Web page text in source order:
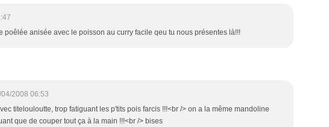
poêlée anisée avec le poisson au curry facile qeu tu nous présentes là!!!
2008 06:53
titelouloutte, trop fatiguant les p'tits pois farcis !!!<br /> on a la même mandoline
que de couper tout ça à la main !!!<br /> bises